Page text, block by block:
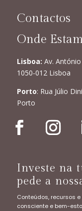
Contactos
Onde
Lisboa: Av.
1050-012 Lisboa
Porto: Rua Júlio
Porto
Investe na
pede a
Conteúdos, recursos
consciente e bem-